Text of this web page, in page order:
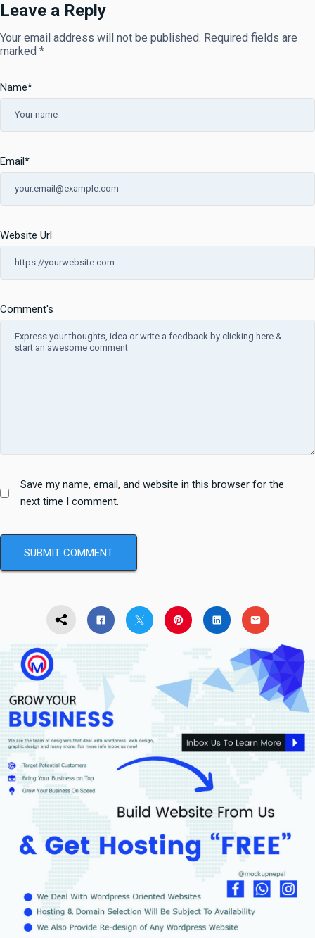
Leave a Reply
Your email address will not be published. Required fields are
marked *
Comment's
Name*
Email*
Website Url
Save my name, email, and website in this browser for the
next time I comment.